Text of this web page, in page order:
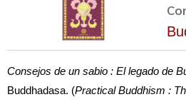
Consejos de un sabio : El legado de
Buddhadasa. (Practical Buddhism :